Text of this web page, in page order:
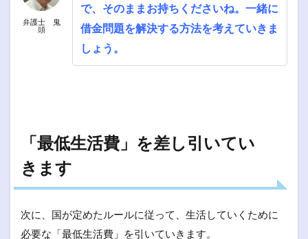
弁護士 鬼
頭
で、そのままお持ちくださいね。一緒に
借金問題を解決する方法を考えていきま
しょう。
「最低生活費」を差し引いてい
きます
次に、国が定めたルールに従って、生活していくために
必要な「最低生活費」を引いていきます。